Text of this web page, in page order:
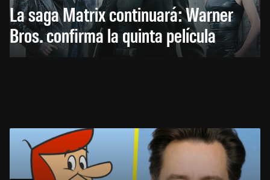
La saga Matrix continuará: Warner
Bros. confirma la quinta película